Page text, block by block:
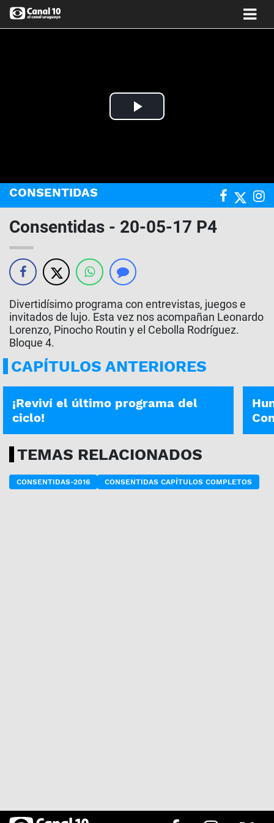
Play
CONSENTIDAS
Consentidas - 20-05-17 P4
Divertidísimo programa con entrevistas, juegos e
invitados de lujo. Esta vez nos acompañan Leonardo
Lorenzo, Pinocho Routin y el Cebolla Rodríguez.
Bloque 4.
CAPÍTULOS ANTERIORES
CONSENTIDAS | 26-12-2020
¡Reviví el último programa del
ciclo!
TEMAS RELACIONADOS
CONSENTIDAS-2016 CONSENTIDAS CAPÍTULOS COMPLETOS